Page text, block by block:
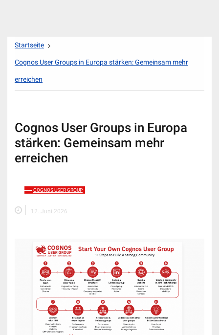
Zum
springen
Startseite
Cognos User Groups in Europa stärken: Gemeinsam mehr
erreichen
Cognos User Groups in Europa
stärken: Gemeinsam mehr
erreichen
COGNOS USER GROUP
12. Juni 2026